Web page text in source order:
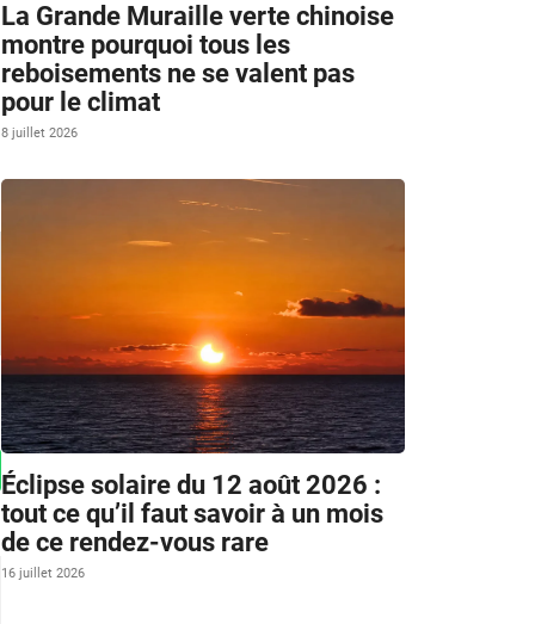
La Grande Muraille verte chinoise
montre pourquoi tous les
reboisements ne se valent pas
pour le climat
8 juillet 2026
Éclipse solaire du 12 août 2026 :
tout ce qu’il faut savoir à un mois
de ce rendez-vous rare
16 juillet 2026